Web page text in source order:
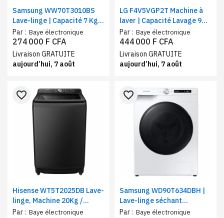
Samsung WW70T3010BS
Lave-linge | Capacité 7 Kg,
nettoyage tambour,
panneau d'affichage LED,
arrêt différé
Par : Baye électronique
274 000 F CFA
Livraison GRATUITE
aujourd’hui, 7 août
LG F4V5VGP2T Machine à
laver | Capacité Lavage 9
Kg / Séchage 6 Kg | AI DD ™
| Technologie Steam ™, Wifi,
silver
Par : Baye électronique
444 000 F CFA
Livraison GRATUITE
aujourd’hui, 7 août
Hisense WT5T2025DB Lave-
linge, Machine 20Kg /
Chargement automatique
Par : Baye électronique
favorite_border
Samsung WD90T634DBH |
Lave-linge séchant
ecobubble™ | Lavage 9 Kg /
Par : Baye électronique
favorite_border